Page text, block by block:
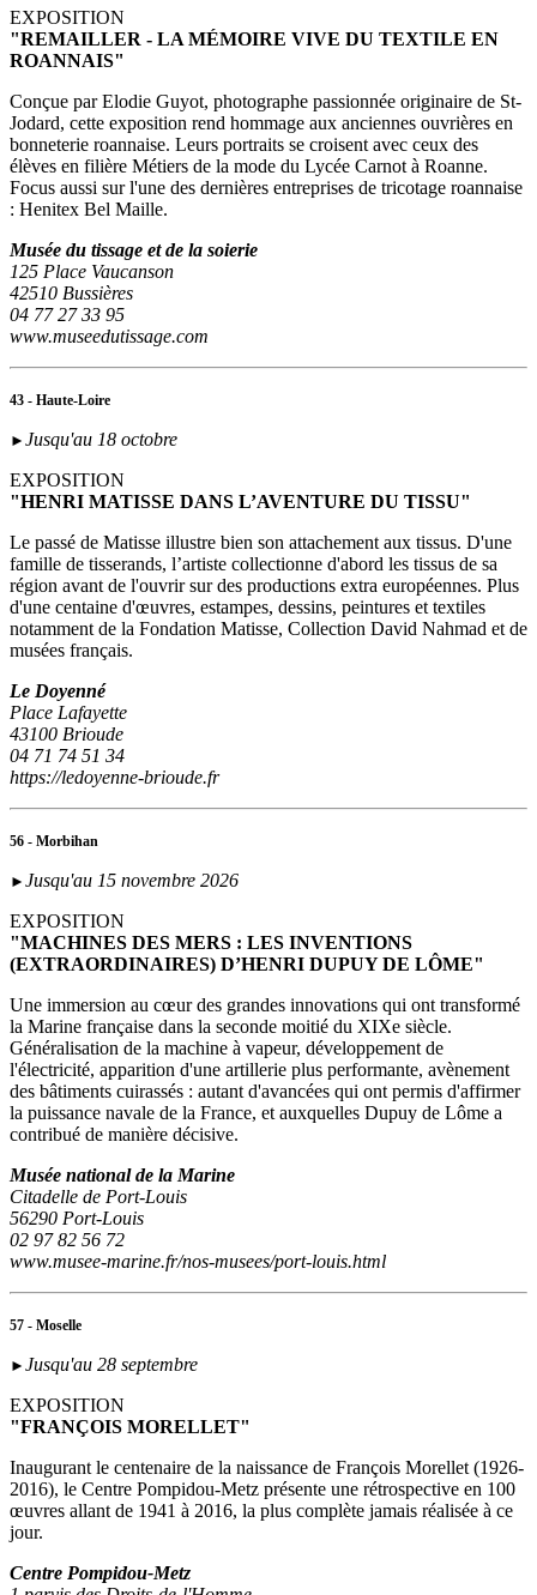
EXPOSITION
"REMAILLER - LA MÉMOIRE VIVE DU TEXTILE EN
ROANNAIS"
Conçue par Elodie Guyot, photographe passionnée originaire de St-
Jodard, cette exposition rend hommage aux anciennes ouvrières en
bonneterie roannaise. Leurs portraits se croisent avec ceux des
élèves en filière Métiers de la mode du Lycée Carnot à Roanne.
Focus aussi sur l'une des dernières entreprises de tricotage roannaise
: Henitex Bel Maille.
Musée du tissage et de la soierie
125 Place Vaucanson
42510 Bussières
04 77 27 33 95
www.museedutissage.com
43 - Haute-Loire
► Jusqu'au 18 octobre
EXPOSITION
"HENRI MATISSE DANS L’AVENTURE DU TISSU"
Le passé de Matisse illustre bien son attachement aux tissus. D'une
famille de tisserands, l’artiste collectionne d'abord les tissus de sa
région avant de l'ouvrir sur des productions extra européennes. Plus
d'une centaine d'œuvres, estampes, dessins, peintures et textiles
notamment de la Fondation Matisse, Collection David Nahmad et de
musées français.
Le Doyenné
Place Lafayette
43100 Brioude
04 71 74 51 34
https://ledoyenne-brioude.fr
56 - Morbihan
► Jusqu'au 15 novembre 2026
EXPOSITION
"MACHINES DES MERS : LES INVENTIONS
(EXTRAORDINAIRES) D’HENRI DUPUY DE LÔME"
Une immersion au cœur des grandes innovations qui ont transformé
la Marine française dans la seconde moitié du XIXe siècle.
Généralisation de la machine à vapeur, développement de
l'électricité, apparition d'une artillerie plus performante, avènement
des bâtiments cuirassés : autant d'avancées qui ont permis d'affirmer
la puissance navale de la France, et auxquelles Dupuy de Lôme a
contribué de manière décisive.
Musée national de la Marine
Citadelle de Port-Louis
56290 Port-Louis
02 97 82 56 72
www.musee-marine.fr/nos-musees/port-louis.html
57 - Moselle
► Jusqu'au 28 septembre
EXPOSITION
"FRANÇOIS MORELLET"
Inaugurant le centenaire de la naissance de François Morellet (1926-
2016), le Centre Pompidou-Metz présente une rétrospective en 100
œuvres allant de 1941 à 2016, la plus complète jamais réalisée à ce
jour.
Centre Pompidou-Metz